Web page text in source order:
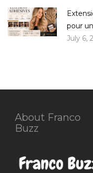
pour
July 6,
About Franco
Buzz